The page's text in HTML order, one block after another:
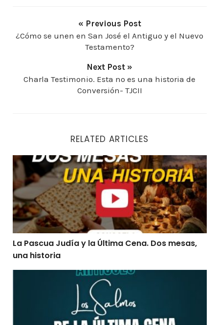
« Previous Post
¿Cómo se unen en San José el Antiguo y el Nuevo
Testamento?
Next Post »
Charla Testimonio. Esta no es una historia de
Conversión- TJCII
RELATED ARTICLES
La Pascua Judía y la Última Cena. Dos mesas, una
La Pascua Judía y la Última Cena. Dos mesas,
una historia
Los salmos de la Última Cena: lo que Jesús cantó